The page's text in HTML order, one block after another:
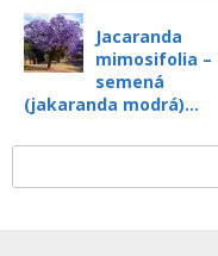
Jacaranda
mimosifolia –
semená
(jakaranda modrá)...